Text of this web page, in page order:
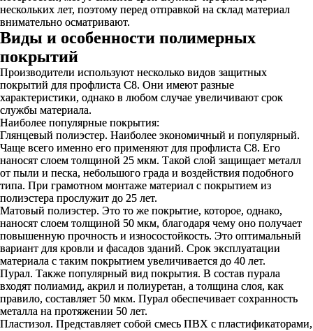
нескольких лет, поэтому перед отправкой на склад материал
внимательно осматривают.
Виды и особенности полимерных
покрытий
Производители используют несколько видов защитных
покрытий для профлиста С8. Они имеют разные
характеристики, однако в любом случае увеличивают срок
службы материала.
Наиболее популярные покрытия:
Глянцевый полиэстер. Наиболее экономичный и популярный.
Чаще всего именно его применяют для профлиста С8. Его
наносят слоем толщиной 25 мкм. Такой слой защищает металл
от пыли и песка, небольшого града и воздействия подобного
типа. При грамотном монтаже материал с покрытием из
полиэстера прослужит до 25 лет.
Матовый полиэстер. Это то же покрытие, которое, однако,
наносят слоем толщиной 50 мкм, благодаря чему оно получает
повышенную прочность и износостойкость. Это оптимальный
вариант для кровли и фасадов зданий. Срок эксплуатации
материала с таким покрытием увеличивается до 40 лет.
Пурал. Также популярный вид покрытия. В состав пурала
входят полиамид, акрил и полиуретан, а толщина слоя, как
правило, составляет 50 мкм. Пурал обеспечивает сохранность
металла на протяжении 50 лет.
Пластизол. Представляет собой смесь ПВХ с пластификаторами,